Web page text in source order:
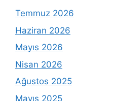
Temmuz 2026
Haziran 2026
Mayıs 2026
Nisan 2026
Ağustos 2025
Mayıs 2025